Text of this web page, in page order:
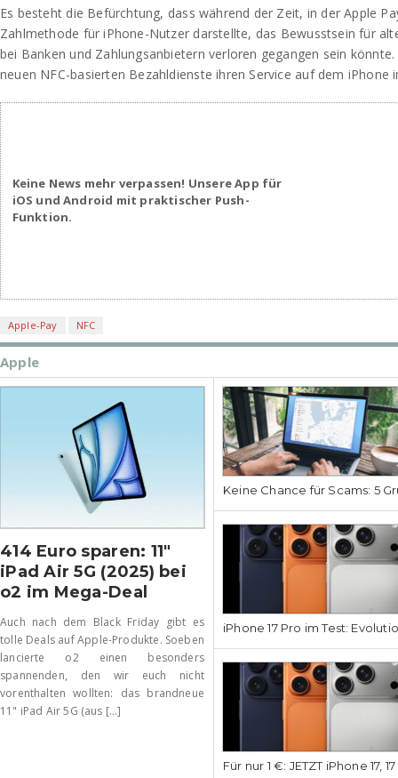
Es besteht die Befürchtung, dass während der Zeit, in der Apple
Zahlmethode für iPhone-Nutzer darstellte, das Bewusstsein für
bei Banken und Zahlungsanbietern verloren gegangen sein
neuen NFC-basierten Bezahldienste ihren Service auf dem iPhone
Keine News mehr verpassen! Unsere App für
iOS und Android mit praktischer Push-
Funktion.
Apple-Pay NFC
Apple
414 Euro sparen: 11″
iPad Air 5G (2025) bei
o2 im Mega-Deal
Auch nach dem Black Friday gibt es
tolle Deals auf Apple-Produkte. Soeben
lancierte o2 einen besonders
spannenden, den wir euch nicht
vorenthalten wollten: das brandneue
11" iPad Air 5G (aus [...]
Keine Chance für Scams: 5
iPhone 17 Pro im Test:
Für nur 1 €: JETZT iPhone 17,